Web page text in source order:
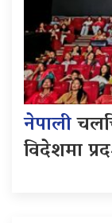
नेपाली
विदेशमा